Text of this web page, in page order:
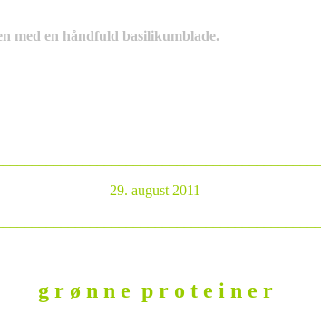
med en håndfuld basilikumblade.
29. august 2011
g r ø n n e p r o t e i n e r